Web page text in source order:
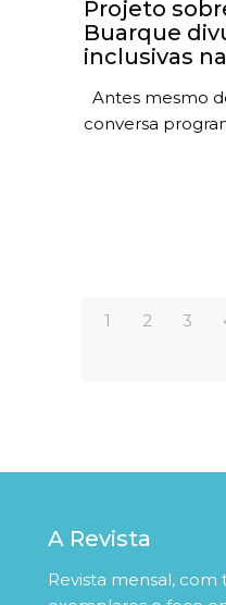
Projeto
Buarque
inclusivas
Antes mesmo
conversa
1 2 3
A Revista
Revista mensal, com